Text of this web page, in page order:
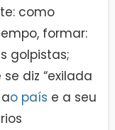
como
formar:
golpistas;
diz “exilada
o país e a seu